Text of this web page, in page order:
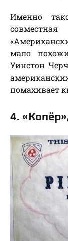
Именно
мало
Уинстон
помахивает
4.